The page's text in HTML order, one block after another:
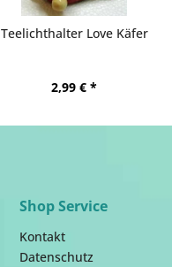
Teelichthalter Love Käfer
2,99 € *
Shop Service
Kontakt
Datenschutz